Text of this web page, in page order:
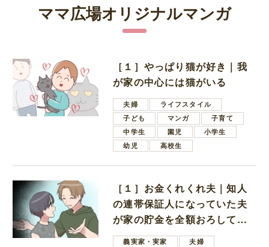
ママ広場オリジナルマンガ
［１］やっぱり猫が好き｜我
が家の中心には猫がいる
夫婦
ライフスタイル
子ども
マンガ
子育て
中学生
園児
小学生
幼児
高校生
［１］お金くれくれ夫｜知人
の連帯保証人になっていた夫
が家の貯金を全額おろしてほ
しいと言ってきた
義実家・実家
夫婦